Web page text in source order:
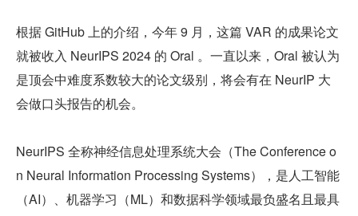
根据 GitHub 上的介绍，今年 9 月，这篇 VAR 的成果论文
就被收入 NeurIPS 2024 的 Oral 。一直以来，Oral 被认为
是顶会中难度系数较大的论文级别，将会有在 NeurIP 大
会做口头报告的机会。
NeurIPS 全称神经信息处理系统大会（The Conference o
n Neural Information Processing Systems），是人工智能
（AI）、机器学习（ML）和数据科学领域最负盛名且最具